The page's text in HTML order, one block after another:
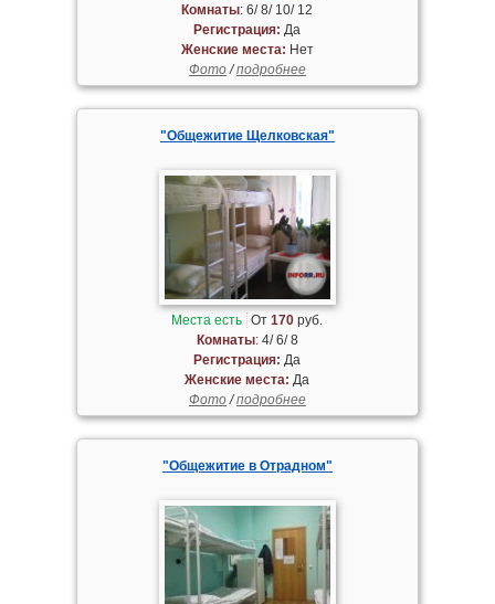
Комнаты: 6/ 8/ 10/ 12
Регистрация: Да
Женские места: Нет
Фото/подробнее
"Общежитие Щелковская"
Места есть От170 руб.
Комнаты: 4/ 6/ 8
Регистрация: Да
Женские места: Да
Фото/подробнее
"Общежитие в Отрадном"